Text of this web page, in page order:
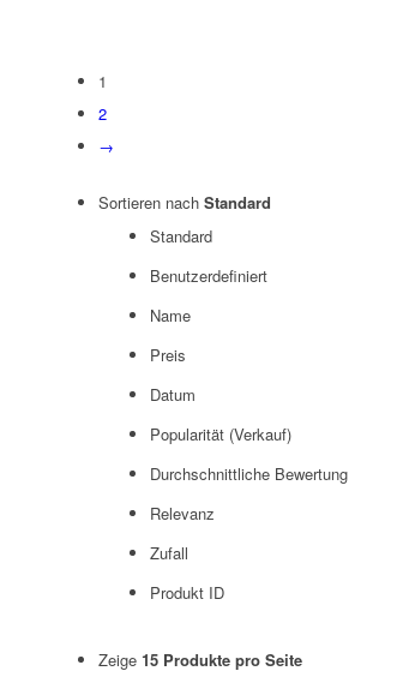
1
2
→
Sortieren nach Standard
Standard
Benutzerdefiniert
Name
Preis
Datum
Popularität (Verkauf)
Durchschnittliche Bewertung
Relevanz
Zufall
Produkt ID
Zeige 15 Produkte pro Seite